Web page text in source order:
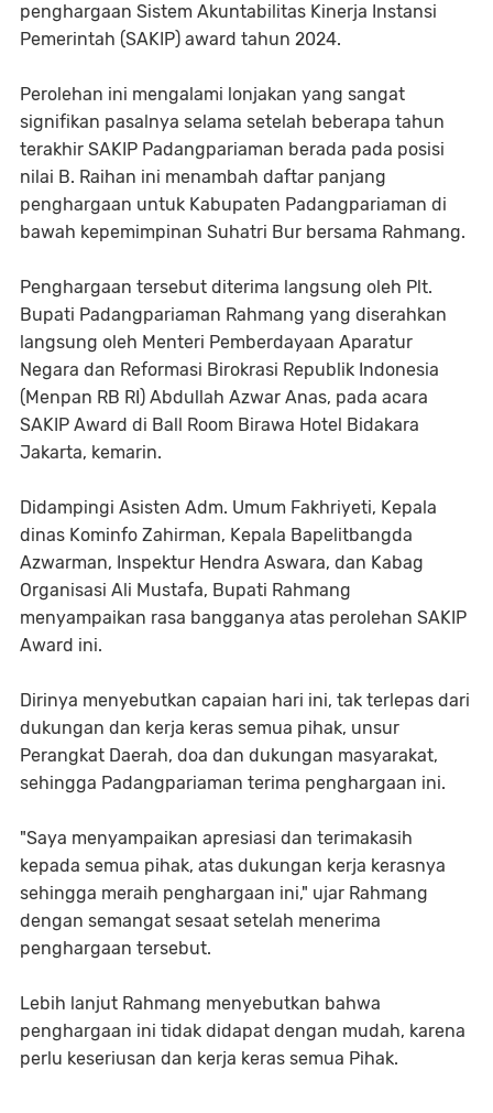
penghargaan Sistem Akuntabilitas Kinerja Instansi
Pemerintah (SAKIP) award tahun 2024.
Perolehan ini mengalami lonjakan yang sangat
signifikan pasalnya selama setelah beberapa tahun
terakhir SAKIP Padangpariaman berada pada posisi
nilai B. Raihan ini menambah daftar panjang
penghargaan untuk Kabupaten Padangpariaman di
bawah kepemimpinan Suhatri Bur bersama Rahmang.
Penghargaan tersebut diterima langsung oleh Plt.
Bupati Padangpariaman Rahmang yang diserahkan
langsung oleh Menteri Pemberdayaan Aparatur
Negara dan Reformasi Birokrasi Republik Indonesia
(Menpan RB RI) Abdullah Azwar Anas, pada acara
SAKIP Award di Ball Room Birawa Hotel Bidakara
Jakarta, kemarin.
Didampingi Asisten Adm. Umum Fakhriyeti, Kepala
dinas Kominfo Zahirman, Kepala Bapelitbangda
Azwarman, Inspektur Hendra Aswara, dan Kabag
Organisasi Ali Mustafa, Bupati Rahmang
menyampaikan rasa bangganya atas perolehan SAKIP
Award ini.
Dirinya menyebutkan capaian hari ini, tak terlepas dari
dukungan dan kerja keras semua pihak, unsur
Perangkat Daerah, doa dan dukungan masyarakat,
sehingga Padangpariaman terima penghargaan ini.
"Saya menyampaikan apresiasi dan terimakasih
kepada semua pihak, atas dukungan kerja kerasnya
sehingga meraih penghargaan ini," ujar Rahmang
dengan semangat sesaat setelah menerima
penghargaan tersebut.
Lebih lanjut Rahmang menyebutkan bahwa
penghargaan ini tidak didapat dengan mudah, karena
perlu keseriusan dan kerja keras semua Pihak.